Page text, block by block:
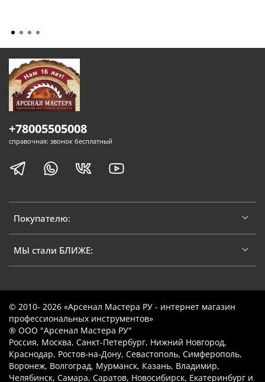
Покупателю:
МЫ стали БЛИЖЕ:
+78005505008
справочная: звонок бесплатный
© 2010- 2026 «Арсенал Мастера РУ - интернет магазин
профессиональных инструментов»
® ООО "Арсенал Мастера РУ"
Россия, Москва, Санкт-Петербург, Нижний Новгород,
Краснодар, Ростов-на-Дону, Севастополь, Симферополь,
Воронеж, Волгоград, Мурманск, Казань, Владимир,
Челябинск, Самара, Саратов, Новосибирск, Екатеринбург и